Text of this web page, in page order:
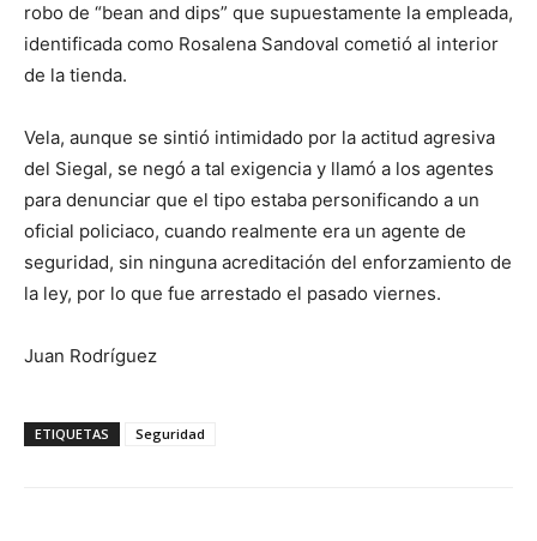
robo de “bean and dips” que supuestamente la empleada,
identificada como Rosalena Sandoval cometió al interior
de la tienda.
Vela, aunque se sintió intimidado por la actitud agresiva
del Siegal, se negó a tal exigencia y llamó a los agentes
para denunciar que el tipo estaba personificando a un
oficial policiaco, cuando realmente era un agente de
seguridad, sin ninguna acreditación del enforzamiento de
la ley, por lo que fue arrestado el pasado viernes.
Juan Rodríguez
ETIQUETAS Seguridad